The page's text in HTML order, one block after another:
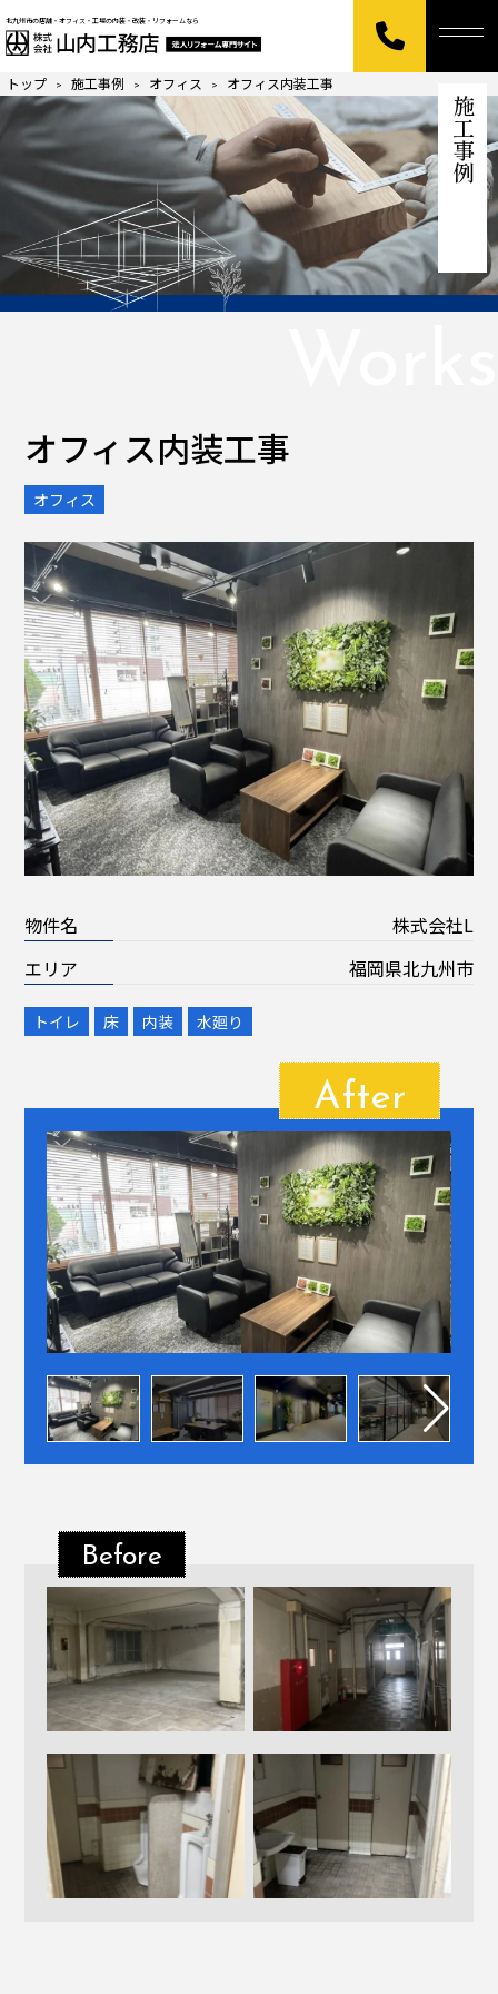
北九州市の店舗・オフィス・工場の内装・改装・リフォームなら
施工事例
トップ > 施工事例 > オフィス > オフィス内装工事
オフィス内装工事
オフィス
物件名
株式会社L
エリア
福岡県北九州市
トイレ 床 内装 水廻り
After
Before